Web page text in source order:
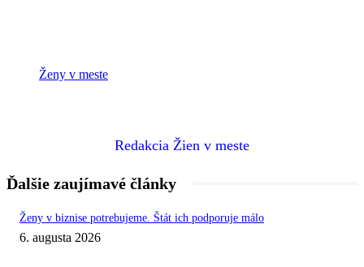
Ženy v meste
Redakcia Žien v meste
Ďalšie zaujímavé články
Ženy v biznise potrebujeme. Štát ich podporuje málo
6. augusta 2026